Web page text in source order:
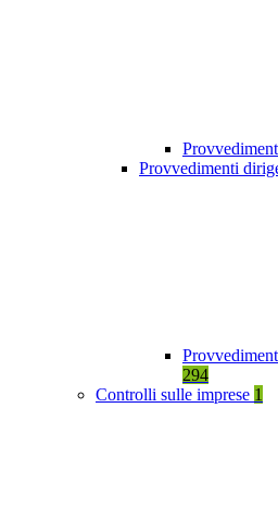
Provvedimenti
294
Controlli sulle imprese 1